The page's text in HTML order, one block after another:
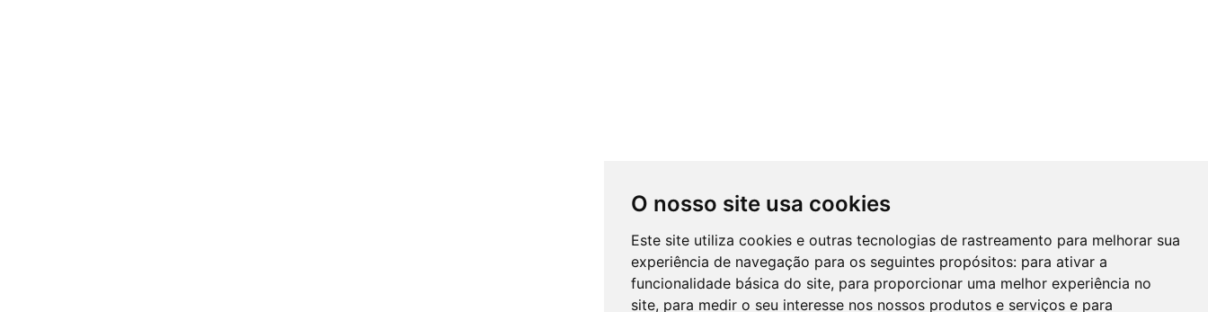
O nosso site usa cookies
Este site utiliza cookies e outras tecnologias de rastreamento para melhorar sua
experiência de navegação para os seguintes propósitos: para ativar a
funcionalidade básica do site, para proporcionar uma melhor experiência no
site, para medir o seu interesse nos nossos produtos e serviços e para